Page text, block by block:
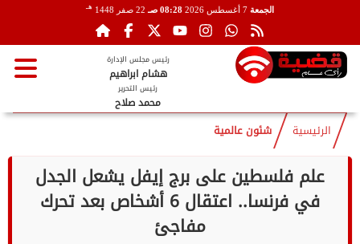
الجمعة 08:28 صـ 22 صفر 1448 هـ
رئيس مجلس الإدارة
هشام ابراهيم
رئيس التحرير
محمد صلاح
الرئيسية شئون عالمية
علم فلسطين على برج إيفل يشعل الجدل
في فرنسا.. اعتقال 6 أشخاص بعد تحرك
مفاجئ